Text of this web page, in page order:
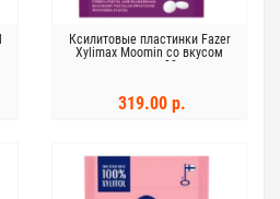
Ксилитовые пластинки Fazer
Xylimax Moomin со вкусом
черники 38 г
319.00 р.